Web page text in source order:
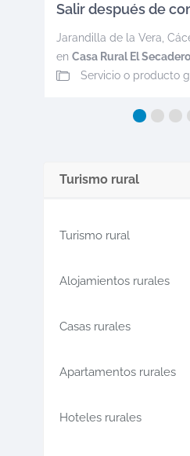
Salir después de
Jarandilla de la Vera
en Casa Rural El Secadero
Servicio o producto
Turismo rural
Turismo rural
Alojamientos rurales
Casas rurales
Apartamentos rurales
Hoteles rurales